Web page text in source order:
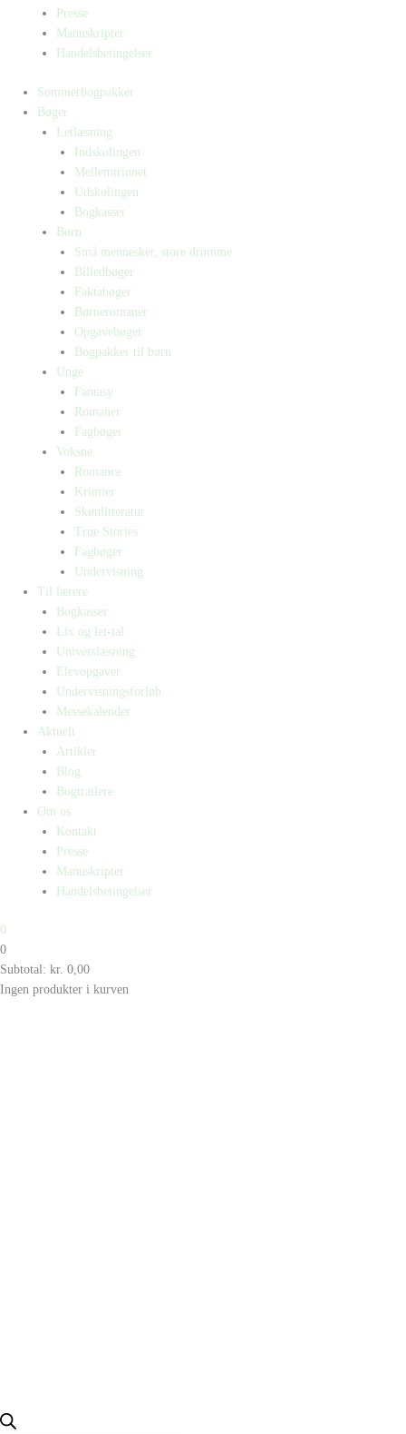
Presse
Manuskripter
Handelsbetingelser
Sommerbogpakker
Bøger
Letlæsning
Indskolingen
Mellemtrinnet
Udskolingen
Bogkasser
Børn
Små mennesker, store drømme
Billedbøger
Faktabøger
Børneromaner
Opgavebøger
Bogpakker til børn
Unge
Fantasy
Romaner
Fagbøger
Voksne
Romance
Krimier
Skønlitteratur
True Stories
Fagbøger
Undervisning
Til lærere
Bogkasser
Lix og let-tal
Universlæsning
Elevopgaver
Undervisningsforløb
Messekalender
Aktuelt
Artikler
Blog
Bogtrailere
Om os
Kontakt
Presse
Manuskripter
Handelsbetingelser
0
0
Subtotal: kr. 0,00
Ingen produkter i kurven